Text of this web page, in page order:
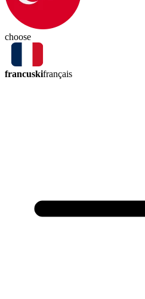
choose
francuskifrançais